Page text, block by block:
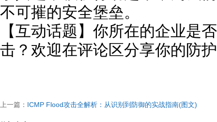
不可摧的安全堡垒。
【互动话题】你所在的企业是
击？欢迎在评论区分享你的防
上一篇： ICMP Flood攻击全解析：从识别到防御的实战指南(图文)